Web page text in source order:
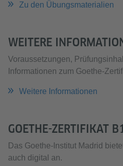
Zu den Übungsmaterialien
WEITERE
Voraussetzungen,
Informationen zum Goethe-
Weitere Informationen
GOETHE-ZERTIFIKAT
Das Goethe-Institut Madrid
auch digital an.